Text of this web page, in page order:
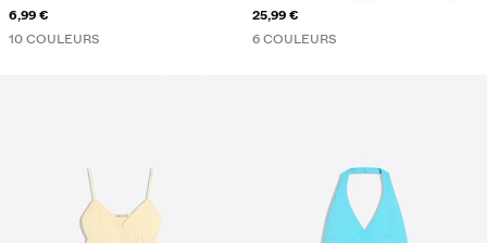
COL ROND
6,99 €
10 COULEURS
25,99 €
6 COULEURS